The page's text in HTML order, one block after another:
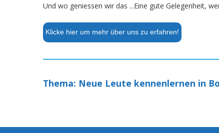
Und wo geniessen wir das ...Eine gute Gelegenheit,
Klicke hier um mehr über uns zu erfahren!
Thema: Neue Leute kennenlernen in